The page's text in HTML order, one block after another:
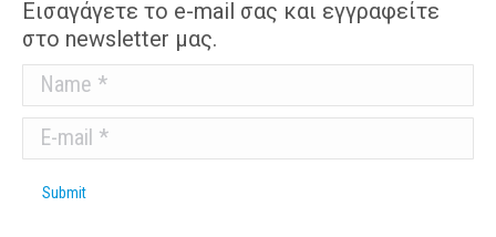
Εισαγάγετε το e-mail σας και εγγραφείτε
στο newsletter μας.
Name *
E-mail *
Submit